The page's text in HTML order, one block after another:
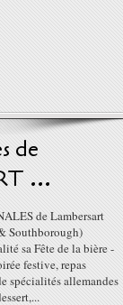
de
...
de Lambersart
Southborough)
sa Fête de la bière -
festive, repas
spécialités allemandes